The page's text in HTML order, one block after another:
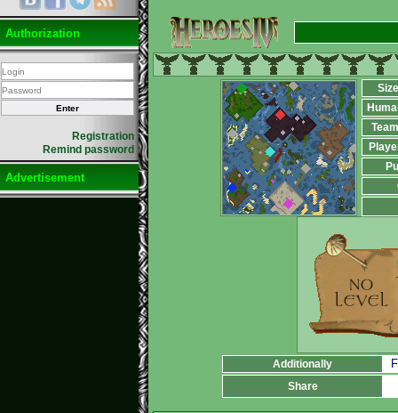
Authorization
Registration
Remind password
Advertisement
Size
Additionally
Share